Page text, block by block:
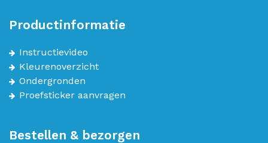
Productinformatie
Instructievideo
Kleurenoverzicht
Ondergronden
Proefsticker aanvragen
Bestellen & bezorgen